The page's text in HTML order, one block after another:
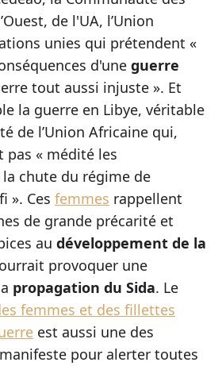
de l'UA, l’Union
unies qui prétendent «
d'une guerre
tout aussi injuste ». Et
la guerre en Libye, véritable
de l’Union Africaine qui,
pas « médité les
chute du régime de
». Ces femmes rappellent
de grande précarité et
au développement de la
provoquer une
propagation du Sida. Le
femmes et des fillettes
est aussi une des
pour alerter toutes